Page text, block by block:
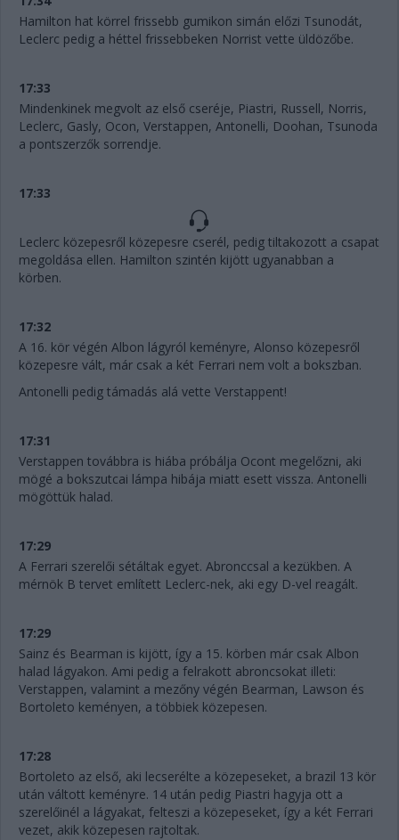
Hamilton hat körrel frissebb gumikon simán előzi Tsunodát,
Leclerc pedig a héttel frissebbeken Norrist vette üldözőbe.
17:33
Mindenkinek megvolt az első cseréje, Piastri, Russell, Norris,
Leclerc, Gasly, Ocon, Verstappen, Antonelli, Doohan, Tsunoda
a pontszerzők sorrendje.
17:33
Leclerc közepesről közepesre cserél, pedig tiltakozott a csapat
megoldása ellen. Hamilton szintén kijött ugyanabban a
körben.
17:32
A 16. kör végén Albon lágyról keményre, Alonso közepesről
közepesre vált, már csak a két Ferrari nem volt a bokszban.
Antonelli pedig támadás alá vette Verstappent!
17:31
Verstappen továbbra is hiába próbálja Ocont megelőzni, aki
mögé a bokszutcai lámpa hibája miatt esett vissza. Antonelli
mögöttük halad.
17:29
A Ferrari szerelői sétáltak egyet. Abronccsal a kezükben. A
mérnök B tervet említett Leclerc-nek, aki egy D-vel reagált.
17:29
Sainz és Bearman is kijött, így a 15. körben már csak Albon
halad lágyakon. Ami pedig a felrakott abroncsokat illeti:
Verstappen, valamint a mezőny végén Bearman, Lawson és
Bortoleto keményen, a többiek közepesen.
17:28
Bortoleto az első, aki lecserélte a közepeseket, a brazil 13 kör
után váltott keményre. 14 után pedig Piastri hagyja ott a
szerelőinél a lágyakat, felteszi a közepeseket, így a két Ferrari
vezet, akik közepesen rajtoltak.